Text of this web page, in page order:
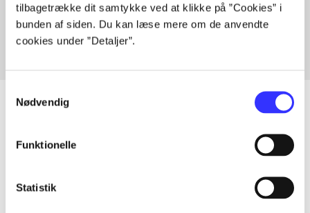
tilbagetrække dit samtykke ved at klikke på ”Cookies” i
bunden af siden. Du kan læse mere om de anvendte
cookies under ”Detaljer”.
Nødvendig
Funktionelle
Statistik
Fra
Artikler